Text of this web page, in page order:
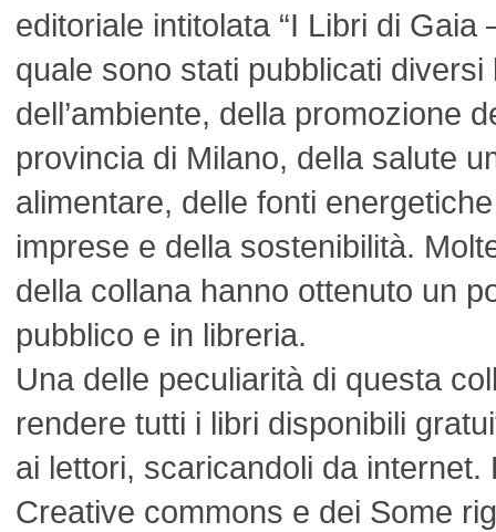
editoriale intitolata “I Libri di Gaia
quale sono stati pubblicati
dell’ambiente, della promozione
provincia di Milano, della salute
alimentare, delle fonti
imprese e della sostenibilità.
della collana hanno ottenuto un
pubblico e in libreria.
Una delle peculiarità di questa
rendere tutti i libri disponibili
ai lettori, scaricandoli da internet.
Creative commons e dei Some